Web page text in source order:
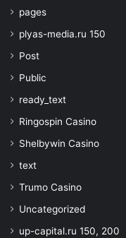
pages
plyas-media.ru 150
Post
Public
ready_text
Ringospin Casino
Shelbywin Casino
text
Trumo Casino
Uncategorized
up-capital.ru 150, 200